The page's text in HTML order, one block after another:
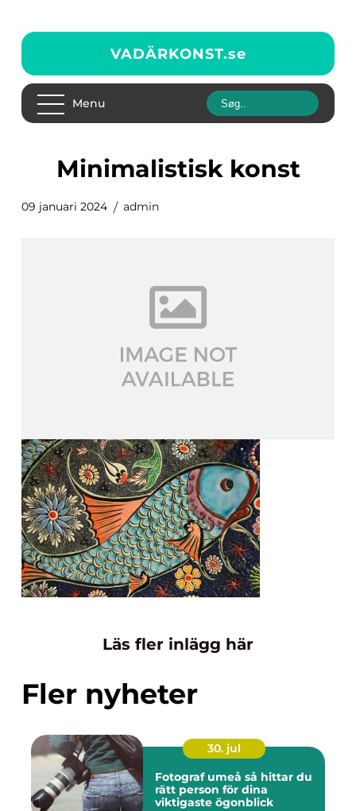
VADÄRKONST.se
Menu
minimalistisk konst
09 januari 2024 admin
Läs fler inlägg här
Fler nyheter
30. jul
Fotograf umeå så hittar du
rätt person för dina
viktigaste ögonblick